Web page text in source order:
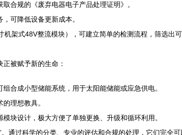
合规的《废弃电器电子产品处理证明》。
可降低设备更新成本。
机架式48V整流模块），可建立简单的检测流程，筛选出可
被赋予新的生命：
合成小型储能系统，用于太阳能储能或应急供电。
理想教具。
块设计，极大方便了单独更换、升级和循环利用。
通过科学的分类、专业的评估和合规的处理，它们完全